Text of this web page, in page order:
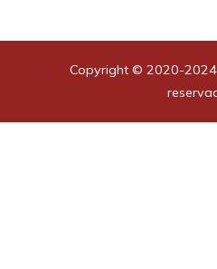
Copyright © 2020-